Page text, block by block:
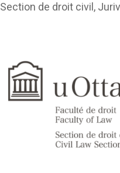
Section de droit civil,